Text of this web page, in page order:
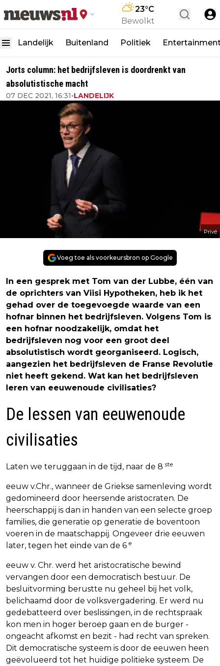
23°C
Bewolkt
Landelijk Buitenland Politiek
Jorts column: het bedrijfsleven is doordrenkt van
absolutistische macht
07 DEC 2021, 16:31•LANDELIJK
Privé
Voeg toe als voorkeursbron op Google
In een gesprek met Tom van der Lubbe, één van
de oprichters van Viisi Hypotheken, heb ik het
gehad over de toegevoegde waarde van een
hofnar binnen het bedrijfsleven. Volgens Tom is
een hofnar noodzakelijk, omdat het
bedrijfsleven nog voor een groot deel
absolutistisch wordt georganiseerd. Logisch,
aangezien het bedrijfsleven de Franse Revolutie
niet heeft gekend. Wat kan het bedrijfsleven
leren van eeuwenoude civilisaties?
De lessen van eeuwenoude
civilisaties
Laten we teruggaan in de tijd, naar de 8 ste
eeuw v.Chr., wanneer de Griekse samenleving wordt
gedomineerd door heersende aristocraten. De
heerschappij is dan in handen van een selecte groep
families, die generatie op generatie de boventoon
voeren in de maatschappij. Ongeveer drie eeuwen
later, tegen het einde van de 6 e
eeuw v. Chr. werd het aristocratische bewind
vervangen door een democratisch bestuur. De
besluitvorming berustte nu geheel bij het volk,
belichaamd door de volksvergadering. Er werd nu
gedebatteerd over beslissingen, in de rechtspraak
kon men in hoger beroep gaan en de burger -
ongeacht afkomst en bezit - had recht van spreken.
Dit democratische systeem is door de eeuwen heen
geëvolueerd tot het huidige politieke systeem. De